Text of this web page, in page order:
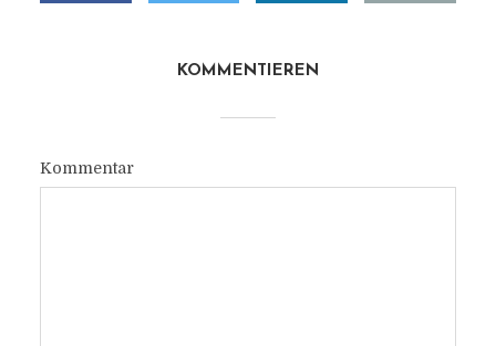
KOMMENTIEREN
Kommentar